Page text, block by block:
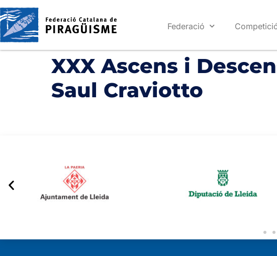
Federació
XXX Ascens i
Saul Craviotto